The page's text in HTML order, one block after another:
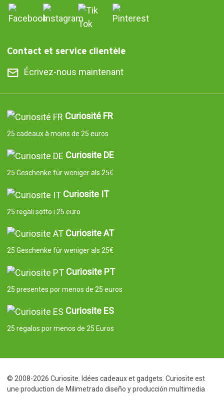
Contact et service clientèle
Écrivez-nous maintenant
Curiosité FR
25 cadeaux à moins de 25 euros
Curiosite DE
25 Geschenke für weniger als 25€
Curiosite IT
25 regali sotto i 25 euro
Curiosite AT
25 Geschenke für weniger als 25€
Curiosite PT
25 presentes por menos de 25 euros
Curiosite ES
25 regalos por menos de 25 Euros
© 2008-2026 Curiosite. Idées cadeaux et gadgets. Curiosite est
une production de Milimetrado diseño y producción multimedia